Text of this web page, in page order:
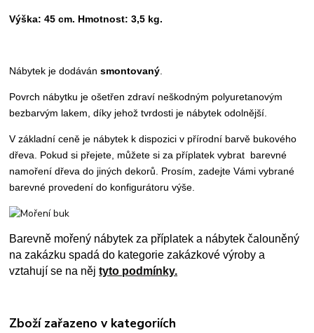
Výška: 45 cm. Hmotnost: 3,5 kg.
Nábytek je dodávánsmontovaný.
Povrch nábytku je ošetřen zdraví neškodným polyuretanovým
bezbarvým lakem, díky jehož tvrdosti je nábytek odolnější.
V základní ceně je nábytek k dispozici v přírodní barvě bukového
dřeva. Pokud si přejete, můžete si za příplatek vybrat barevné
namoření dřeva do jiných dekorů. Prosím, zadejte Vámi vybrané
barevné provedení do konfigurátoru výše.
Barevně mořený nábytek za příplatek a nábytek čalouněný
na zakázku spadá do kategorie zakázkové výroby a
vztahují se na nějtyto podmínky.
Zboží zařazeno v kategoriích